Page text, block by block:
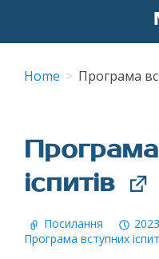
Home Програма
іспитів
Посилання
Програма вступних